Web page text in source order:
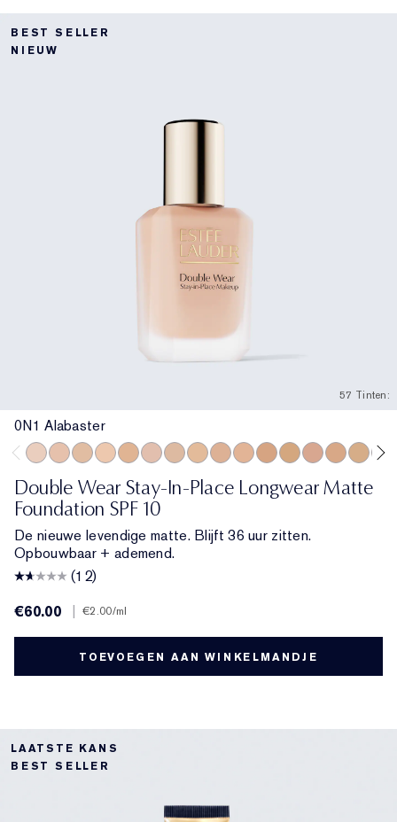
BEST SELLER
NIEUW
57 Tinten:
0N1 Alabaster
Double Wear Stay-In-Place Longwear Matte
Foundation SPF 10
De nieuwe levendige matte. Blijft 36 uur zitten.
Opbouwbaar + ademend.
(12)
€60.00
€2.00/ml
TOEVOEGEN AAN WINKELMANDJE
LAATSTE KANS
BEST SELLER